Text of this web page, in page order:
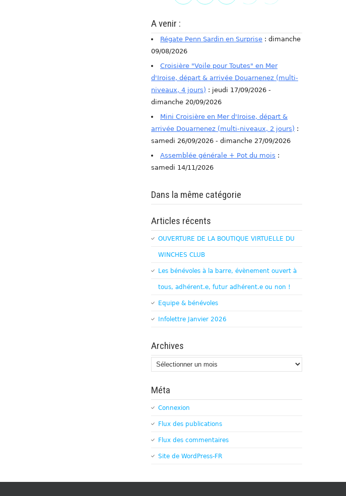
A venir :
Régate Penn Sardin en Surprise : dimanche
09/08/2026
Croisière "Voile pour Toutes" en Mer
d'Iroise, départ & arrivée Douarnenez (multi-
niveaux, 4 jours) : jeudi 17/09/2026 -
dimanche 20/09/2026
Mini Croisière en Mer d'Iroise, départ &
arrivée Douarnenez (multi-niveaux, 2 jours) :
samedi 26/09/2026 - dimanche 27/09/2026
Assemblée générale + Pot du mois :
samedi 14/11/2026
Dans la même catégorie
Articles récents
OUVERTURE DE LA BOUTIQUE VIRTUELLE DU
WINCHES CLUB
Les bénévoles à la barre, évènement ouvert à
tous, adhérent.e, futur adhérent.e ou non !
Equipe & bénévoles
Infolettre Janvier 2026
Archives
Archives
Méta
Connexion
Flux des publications
Flux des commentaires
Site de WordPress-FR